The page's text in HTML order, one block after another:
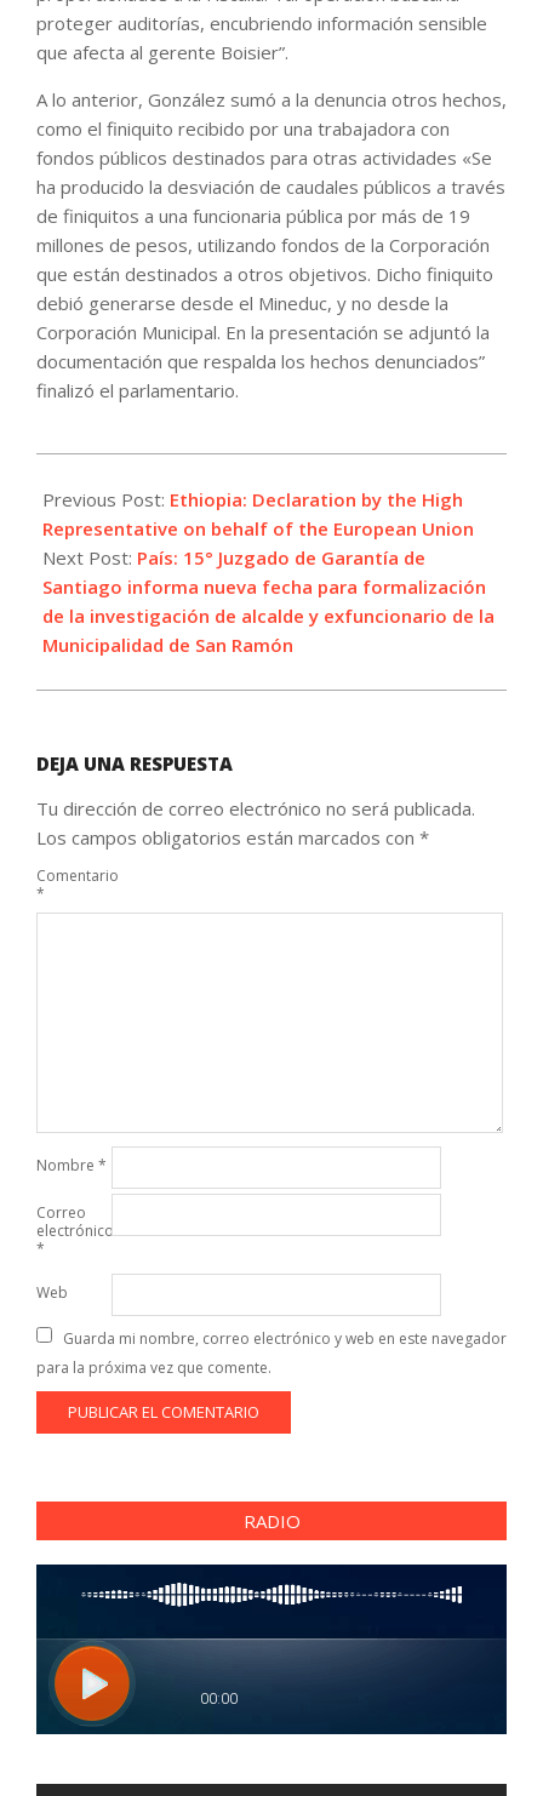
proteger auditorías, encubriendo información sensible
que afecta al gerente Boisier”.
A lo anterior, González sumó a la denuncia otros hechos,
como el finiquito recibido por una trabajadora con
fondos públicos destinados para otras actividades «Se
ha producido la desviación de caudales públicos a través
de finiquitos a una funcionaria pública por más de 19
millones de pesos, utilizando fondos de la Corporación
que están destinados a otros objetivos. Dicho finiquito
debió generarse desde el Mineduc, y no desde la
Corporación Municipal. En la presentación se adjuntó la
documentación que respalda los hechos denunciados”
finalizó el parlamentario.
06-
18
Previous Post: Ethiopia: Declaration by the High
Representative on behalf of the European Union
Next Post: País: 15° Juzgado de Garantía de
Santiago informa nueva fecha para formalización
de la investigación de alcalde y exfuncionario de la
Municipalidad de San Ramón
DEJA UNA RESPUESTA
Tu dirección de correo electrónico no será publicada.
Los campos obligatorios están marcados con *
Comentario
*
Nombre *
Correo
electrónico
*
Web
Guarda mi nombre, correo electrónico y web en este navegador
para la próxima vez que comente.
RADIO